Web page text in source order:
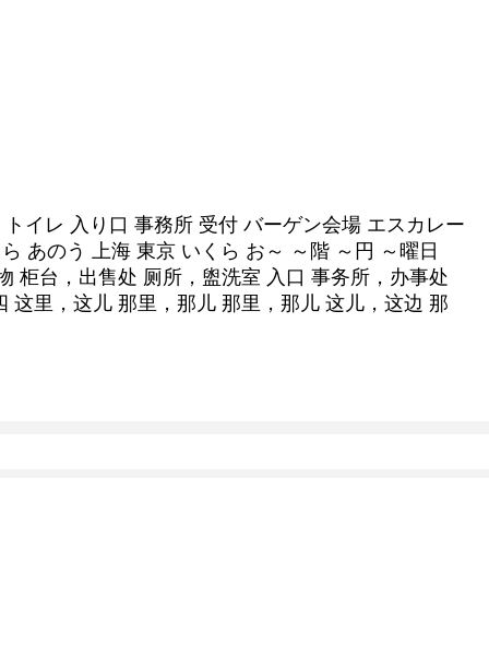
イレ 入り口 事務所 受付 バーゲン会場 エスカレー
あのう 上海 東京 いくら お～ ～階 ～円 ～曜日
柜台，出售处 厕所，盥洗室 入口 事务所，办事处
里，这儿 那里，那儿 那里，那儿 这儿，这边 那